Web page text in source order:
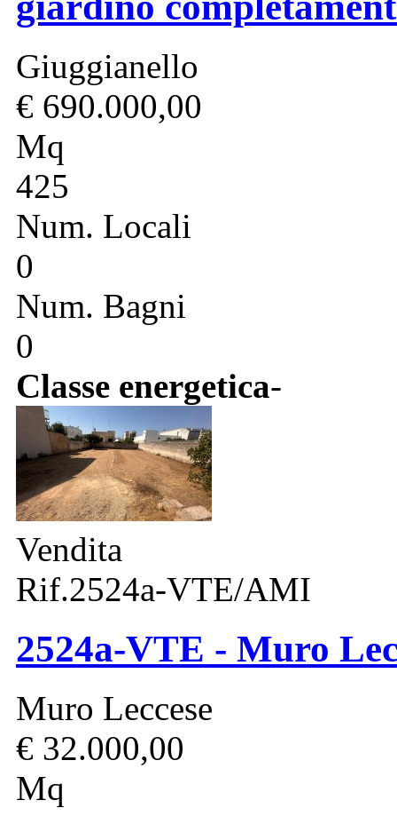
Giuggianello
€ 690.000,00
Mq
425
Num. Locali
0
Num. Bagni
0
Classe energetica-
Vendita
Rif.2524a-VTE/AMI
2524a-VTE - Muro
Muro Leccese
€ 32.000,00
Mq